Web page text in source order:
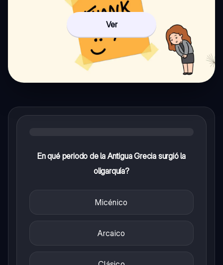
Ver
En qué periodo de la Antigua Grecia surgió la
oligarquía?
Micénico
Arcaico